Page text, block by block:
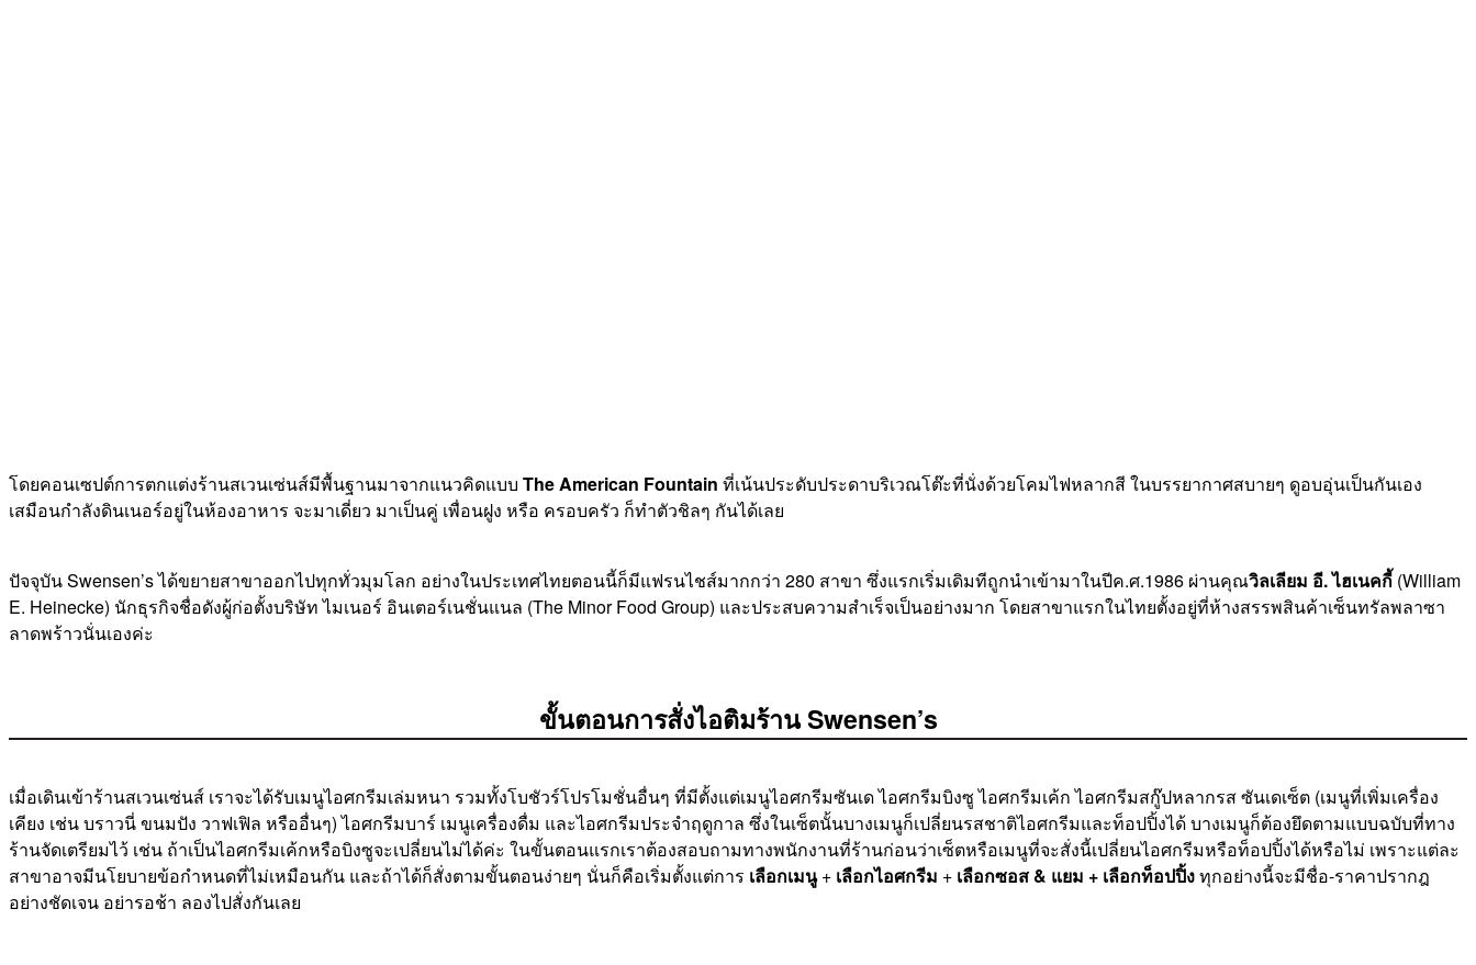
โดยคอนเซปต์การตกแต่งร้านสเวนเซ่นส์มีพื้นฐานมาจากแนวคิดแบบ The American Fountain ที่เน้นประดับประดาบริเวณโต๊ะที่นั่งด้วยโคมไฟหลากสี ในบรรยากาศสบายๆ ดูอบอุ่นเป็นกันเอง
เสมือนกำลังดินเนอร์อยู่ในห้องอาหาร จะมาเดี่ยว มาเป็นคู่ เพื่อนฝูง หรือ ครอบครัว ก็ทำตัวชิลๆ กันได้เลย
ปัจจุบัน Swensen’s ได้ขยายสาขาออกไปทุกทั่วมุมโลก อย่างในประเทศไทยตอนนี้ก็มีแฟรนไชส์มากกว่า 280 สาขา ซึ่งแรกเริ่มเดิมทีถูกนำเข้ามาในปีค.ศ.1986 ผ่านคุณวิลเลียม อี. ไฮเนคกี้ (William
E. Heinecke) นักธุรกิจชื่อดังผู้ก่อตั้งบริษัท ไมเนอร์ อินเตอร์เนชั่นแนล (The Minor Food Group) และประสบความสำเร็จเป็นอย่างมาก โดยสาขาแรกในไทยตั้งอยู่ที่ห้างสรรพสินค้าเซ็นทรัลพลาซา
ลาดพร้าวนั่นเองค่ะ
ขั้นตอนการสั่งไอติมร้าน Swensen’s
เมื่อเดินเข้าร้านสเวนเซ่นส์ เราจะได้รับเมนูไอศกรีมเล่มหนา รวมทั้งโบชัวร์โปรโมชั่นอื่นๆ ที่มีตั้งแต่เมนูไอศกรีมซันเด ไอศกรีมบิงซู ไอศกรีมเค้ก ไอศกรีมสกู๊ปหลากรส ซันเดเซ็ต (เมนูที่เพิ่มเครื่อง
เคียง เช่น บราวนี่ ขนมปัง วาฟเฟิล หรืออื่นๆ) ไอศกรีมบาร์ เมนูเครื่องดื่ม และไอศกรีมประจำฤดูกาล ซึ่งในเซ็ตนั้นบางเมนูก็เปลี่ยนรสชาติไอศกรีมและท็อปปิ้งได้ บางเมนูก็ต้องยึดตามแบบฉบับที่ทาง
ร้านจัดเตรียมไว้ เช่น ถ้าเป็นไอศกรีมเค้กหรือบิงซูจะเปลี่ยนไม่ได้ค่ะ ในขั้นตอนแรกเราต้องสอบถามทางพนักงานที่ร้านก่อนว่าเซ็ตหรือเมนูที่จะสั่งนี้เปลี่ยนไอศกรีมหรือท็อปปิ้งได้หรือไม่ เพราะแต่ละ
สาขาอาจมีนโยบายข้อกำหนดที่ไม่เหมือนกัน และถ้าได้ก็สั่งตามขั้นตอนง่ายๆ นั่นก็คือเริ่มตั้งแต่การ เลือกเมนู+ เลือกไอศกรีม + เลือกซอส & แยม + เลือกท็อปปิ้งทุกอย่างนี้จะมีชื่อ-ราคาปรากฎ
อย่างชัดเจน อย่ารอช้า ลองไปสั่งกันเลย